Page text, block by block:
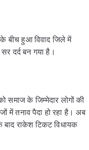
हुआ विवाद जिले में
दर्द बन गया है।
के जिम्मेदार लोगों की
में तनाव पैदा हो रहा है। अब
बाद राकेश टिकट विधायक